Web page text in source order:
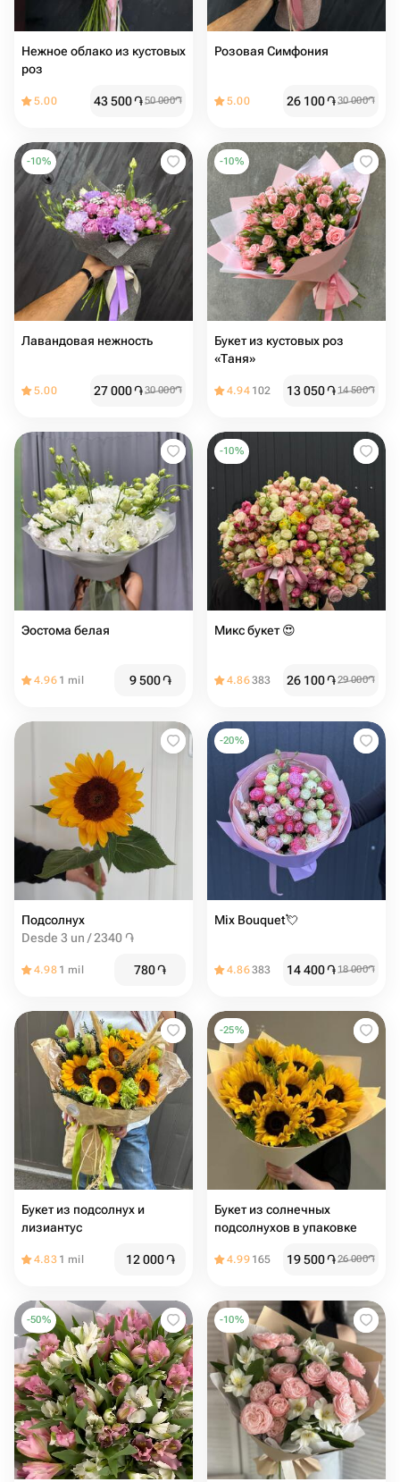
Нежное облако из кустовых
роз
5.00 43 500֏50 000֏
Розовая Симфония
5.00 26 100֏30 000֏
-10%
Лавандовая нежность
5.00 27 000֏30 000֏
-10%
Букет из кустовых роз
«Таня»
4.94 102 13 050֏14 500֏
Эостома белая
4.96 1 mil 9 500֏
-10%
Микс букет 😍
4.86383 26 100֏29 000֏
Подсолнух
Desde 3 un / 2340 ֏
4.98 1 mil 780֏
-20%
Mix Bouquet💘
4.86383 14 400֏18 000֏
Букет из подсолнух и
лизиантус
4.83 1 mil 12 000֏
-25%
Букет из солнечных
подсолнухов в упаковке
4.99 165 19 500֏26 000֏
-50% -10%